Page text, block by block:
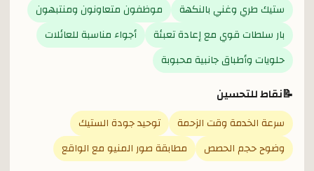
ستيك طري وغني بالنكهة
موظفون متعاونون ومنتبهون
بار سلطات قوي مع إعادة تعبئة
أجواء مناسبة للعائلات
حلويات وأطباق جانبية محبوبة
📝نقاط للتحسين
سرعة الخدمة وقت الزحمة
توحيد جودة الستيك
وضوح حجم الحصص
مطابقة صور المنيو مع الواقع